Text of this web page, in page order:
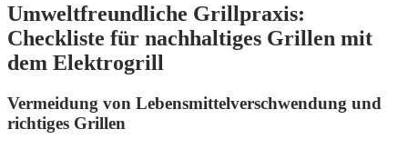
Umweltfreundliche Grillpraxis:
Checkliste für nachhaltiges Grillen mit
dem Elektrogrill
Vermeidung von Lebensmittelverschwendung und
richtiges Grillen